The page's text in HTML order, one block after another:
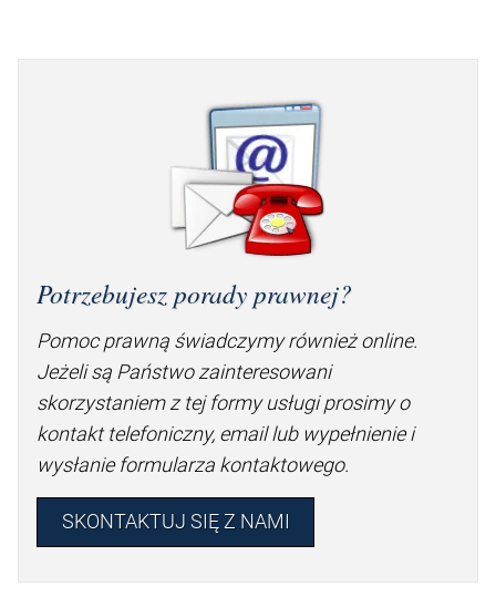
Potrzebujesz porady prawnej?
Pomoc prawną świadczymy również online.
Jeżeli są Państwo zainteresowani
skorzystaniem z tej formy usługi prosimy o
kontakt telefoniczny, email lub wypełnienie i
wysłanie formularza kontaktowego.
SKONTAKTUJ SIĘ Z NAMI